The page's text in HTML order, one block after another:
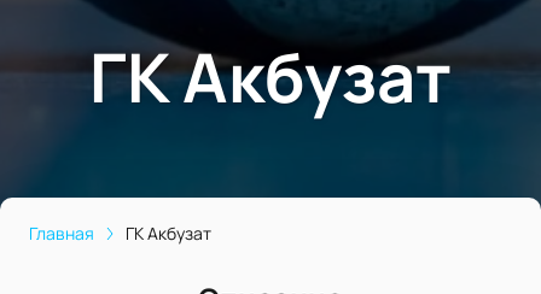
ГК Акбузат
Главная ГК Акбузат